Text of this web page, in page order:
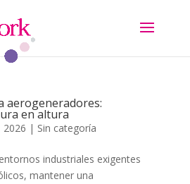
aerogeneradores:
en altura
2026 | Sin categoría
industriales exigentes
mantener una